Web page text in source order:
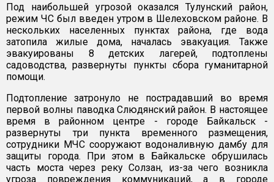
Под наибольшей угрозой оказался Тулунский район,
режим ЧС был введен утром в Шелеховском районе. В
нескольких населенных пунктах района, где вода
затопила жилые дома, началась эвакуация. Также
эвакуированы 8 детских лагерей, подтоплены
садоводства, развернуты пункты сбора гуманитарной
помощи.
Подтопление затронуло не пострадавший во время
первой волны паводка Слюдянский район. В настоящее
время в районном центре - городе Байкальск -
развернуты три пункта временного размещения,
сотрудники МЧС сооружают водоналивную дамбу для
защиты города. При этом в Байкальске обрушилась
часть моста через реку Солзан, из-за чего возникла
угроза повреждения коммуникаций, а в городе